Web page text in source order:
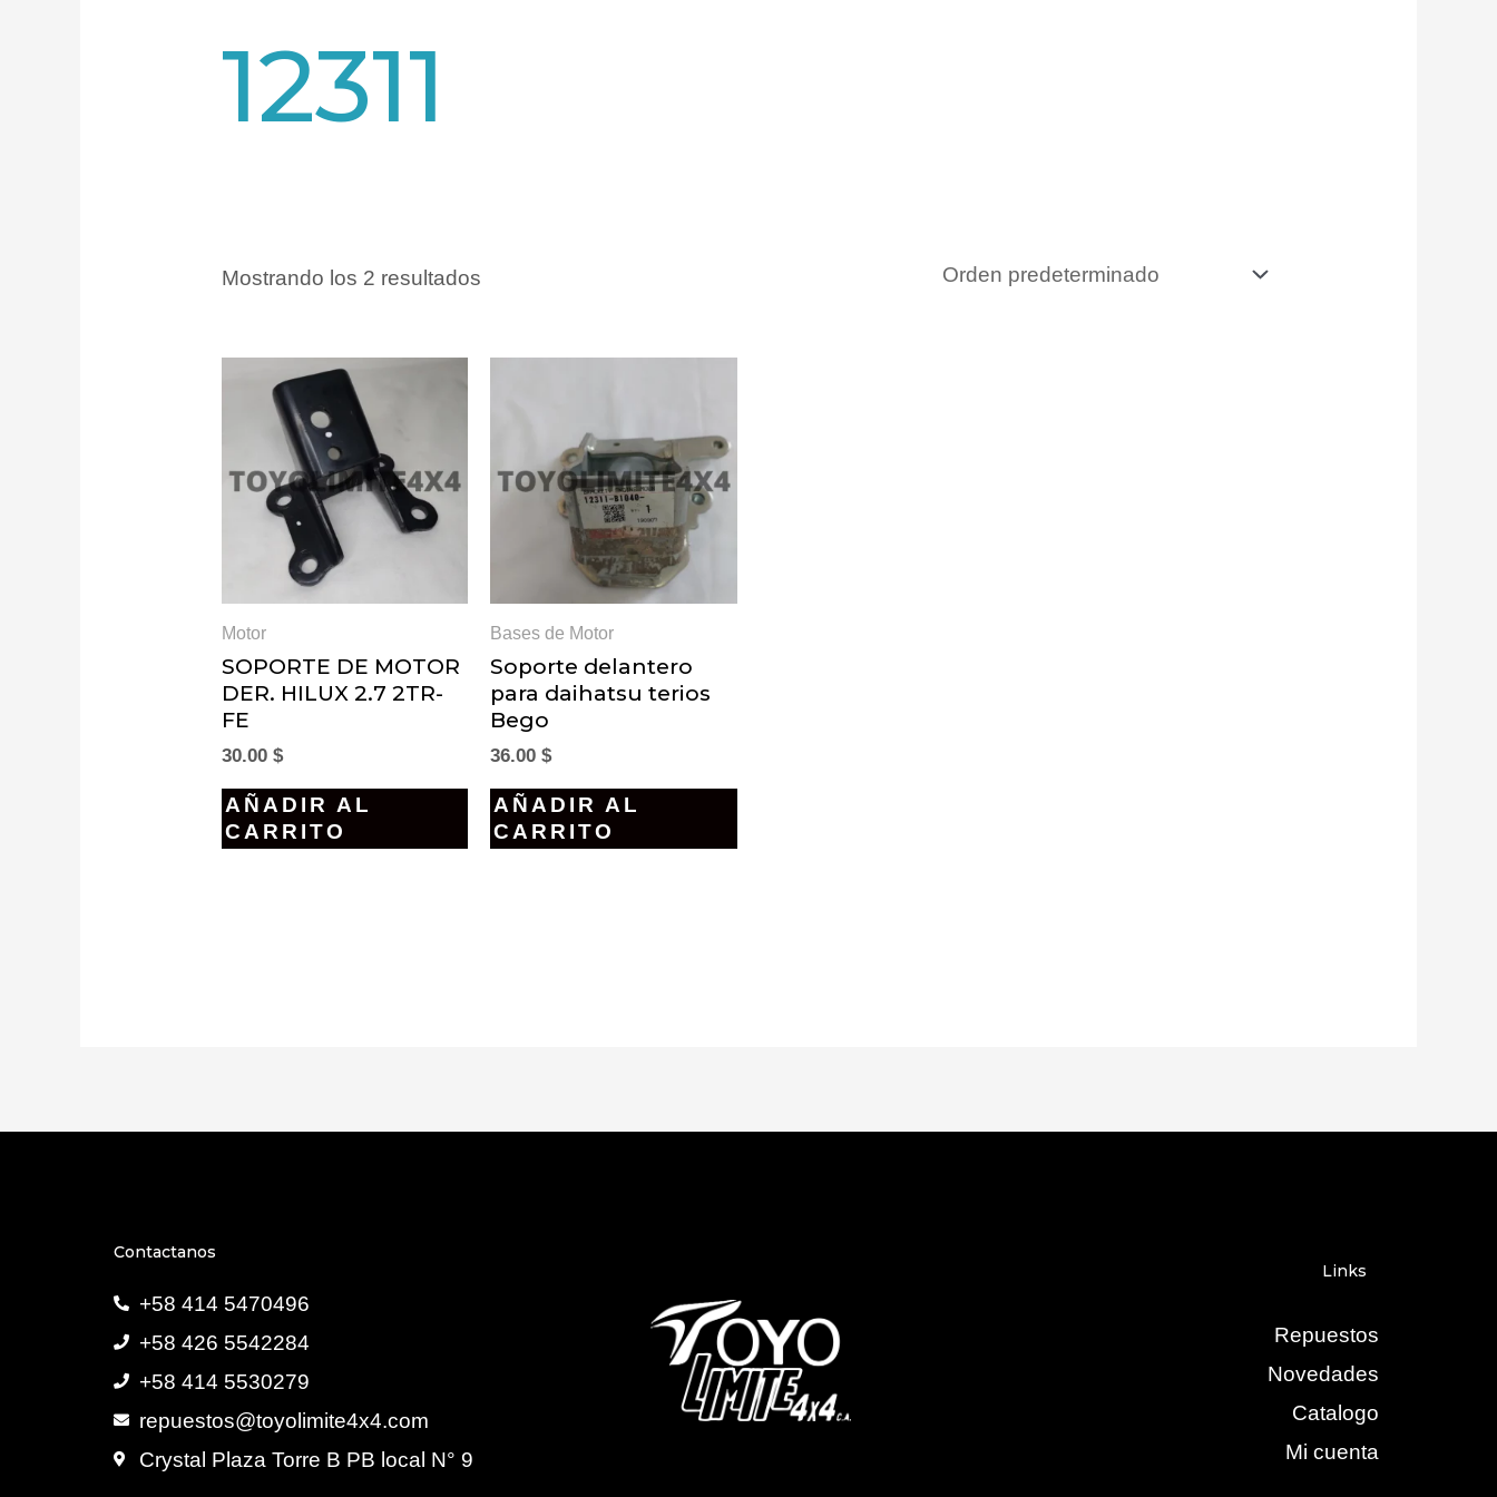
12311
Mostrando los 2 resultados
Motor
SOPORTE DE MOTOR
DER. HILUX 2.7 2TR-
FE
30.00 $
AÑADIR AL
CARRITO
Bases de Motor
Soporte delantero
para daihatsu terios
Bego
36.00$
AÑADIR AL
CARRITO
Contactanos
+58 414 5470496
+58 426 5542284
+58 414 5530279
repuestos@toyolimite4x4.com
Crystal Plaza Torre B PB local N° 9
Links
Repuestos
Novedades
Catalogo
Mi cuenta